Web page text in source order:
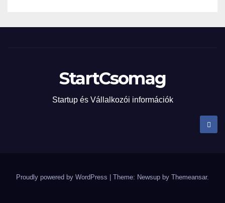
StartCsomag
Startup és Vállalkozói információk
Proudly powered by WordPress Theme: Newsup by Themeansar.